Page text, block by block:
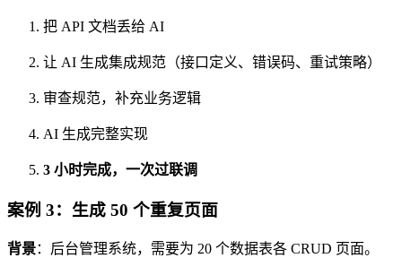
把 API 文档丢给 AI
让 AI 生成集成规范（接口定义、错误码、重试策略）
审查规范，补充业务逻辑
AI 生成完整实现
3 小时完成，一次过联调
案例 3：生成 50 个重复页面
背景：后台管理系统，需要为 20 个数据表各 CRUD 页面。